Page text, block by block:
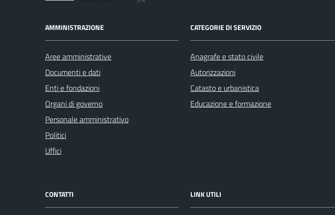
AMMINISTRAZIONE
Aree amministrative
Documenti e dati
Enti e fondazioni
Organi di governo
Personale amministrativo
Politici
Uffici
CATEGORIE DI SERVIZIO
Anagrafe e stato civile
Autorizzazioni
Catasto e urbanistica
Educazione e formazione
CONTATTI LINK UTILI